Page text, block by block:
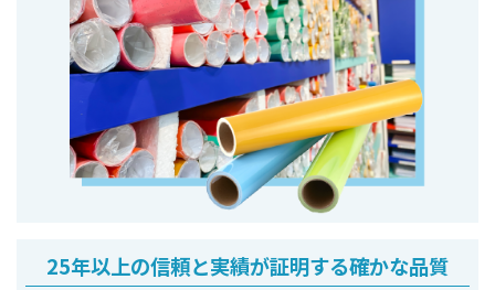
25年以上の信頼と実績が証明する確かな品質